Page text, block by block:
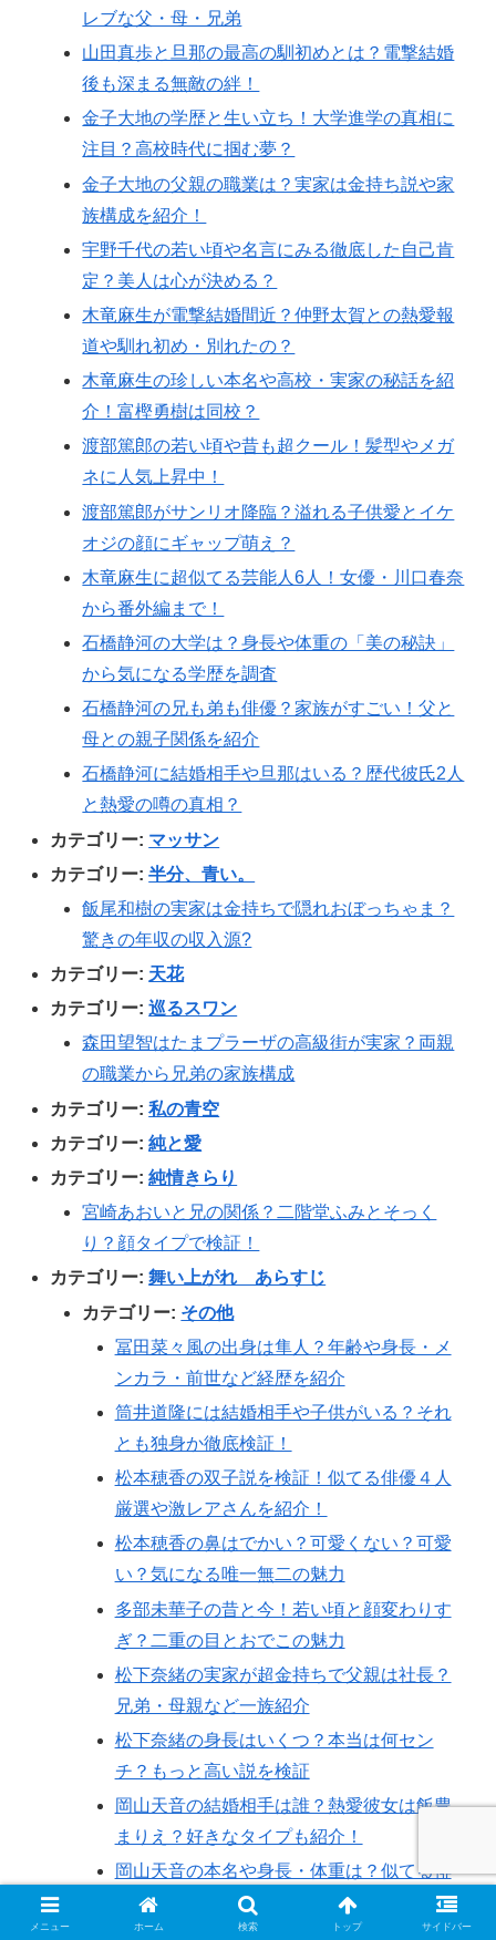
レブな父・母・兄弟
山田真歩と旦那の最高の馴初めとは？電撃結婚
後も深まる無敵の絆！
金子大地の学歴と生い立ち！大学進学の真相に
注目？高校時代に掴む夢？
金子大地の父親の職業は？実家は金持ち説や家
族構成を紹介！
宇野千代の若い頃や名言にみる徹底した自己肯
定？美人は心が決める？
木竜麻生が電撃結婚間近？仲野太賀との熱愛報
道や馴れ初め・別れたの？
木竜麻生の珍しい本名や高校・実家の秘話を紹
介！富樫勇樹は同校？
渡部篤郎の若い頃や昔も超クール！髪型やメガ
ネに人気上昇中！
渡部篤郎がサンリオ降臨？溢れる子供愛とイケ
オジの顔にギャップ萌え？
木竜麻生に超似てる芸能人6人！女優・川口春奈
から番外編まで！
石橋静河の大学は？身長や体重の「美の秘訣」
から気になる学歴を調査
石橋静河の兄も弟も俳優？家族がすごい！父と
母との親子関係を紹介
石橋静河に結婚相手や旦那はいる？歴代彼氏2人
と熱愛の噂の真相？
カテゴリー: マッサン
カテゴリー:半分、青い。
飯尾和樹の実家は金持ちで隠れおぼっちゃま？
驚きの年収の収入源?
カテゴリー: 天花
カテゴリー:巡るスワン
森田望智はたまプラーザの高級街が実家？両親
の職業から兄弟の家族構成
カテゴリー:私の青空
カテゴリー:純と愛
カテゴリー:純情きらり
宮崎あおいと兄の関係？二階堂ふみとそっく
り？顔タイプで検証！
カテゴリー:舞い上がれ あらすじ
カテゴリー: その他
冨田菜々風の出身は隼人？年齢や身長・メ
ンカラ・前世など経歴を紹介
筒井道隆には結婚相手や子供がいる？それ
とも独身か徹底検証！
松本穂香の双子説を検証！似てる俳優４人
厳選や激レアさんを紹介！
松本穂香の鼻はでかい？可愛くない？可愛
い？気になる唯一無二の魅力
多部未華子の昔と今！若い頃と顔変わりす
ぎ？二重の目とおでこの魅力
松下奈緒の実家が超金持ちで父親は社長？
兄弟・母親など一族紹介
松下奈緒の身長はいくつ？本当は何セン
チ？もっと高い説を検証
岡山天音の結婚相手は誰？熱愛彼女は飯豊
まりえ？好きなタイプも紹介！
岡山天音の本名や身長・体重は？似てる俳
優は誰？かわいい？かっこいい？
メニュー ホーム 検索 トップ サイドバー